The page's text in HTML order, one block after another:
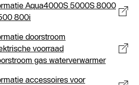
Aqua4000S 5000S 8000
800i
doorstroom
voorraad
gas waterverwarmer
accessoires voor